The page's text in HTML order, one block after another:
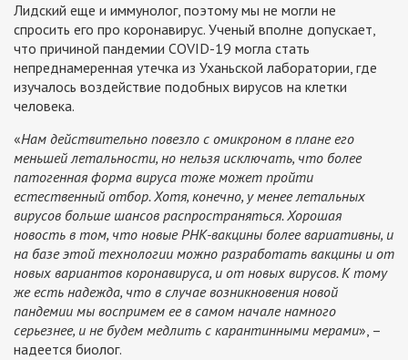
Лидский еще и иммунолог, поэтому мы не могли не
спросить его про коронавирус. Ученый вполне допускает,
что причиной пандемии COVID-19 могла стать
непреднамеренная утечка из Уханьской лаборатории, где
изучалось воздействие подобных вирусов на клетки
человека.
«Нам действительно повезло с омикроном в плане его
меньшей летальности, но нельзя исключать, что более
патогенная форма вируса тоже может пройти
естественный отбор. Хотя, конечно, у менее летальных
вирусов больше шансов распространяться. Хорошая
новость в том, что новые РНК-вакцины более вариативны, и
на базе этой технологии можно разработать вакцины и от
новых вариантов коронавируса, и от новых вирусов. К тому
же есть надежда, что в случае возникновения новой
пандемии мы воспримем ее в самом начале намного
серьезнее, и не будем медлить с карантинными мерами», –
надеется биолог.